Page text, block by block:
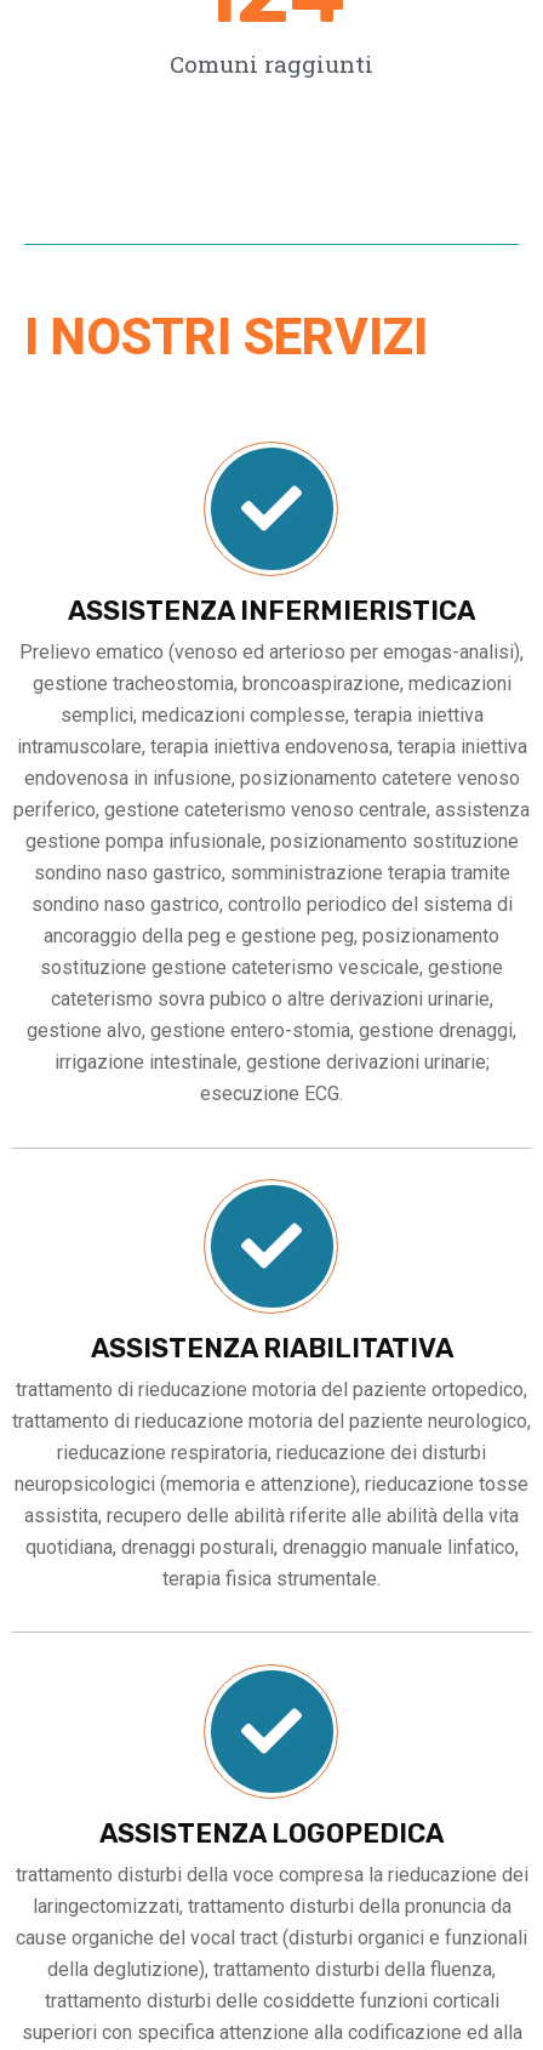
Comuni raggiunti
I NOSTRI SERVIZI
ASSISTENZA INFERMIERISTICA
Prelievo ematico (venoso ed arterioso per emogas-analisi),
gestione tracheostomia, broncoaspirazione, medicazioni
semplici, medicazioni complesse, terapia iniettiva
intramuscolare, terapia iniettiva endovenosa, terapia iniettiva
endovenosa in infusione, posizionamento catetere venoso
periferico, gestione cateterismo venoso centrale, assistenza
gestione pompa infusionale, posizionamento sostituzione
sondino naso gastrico, somministrazione terapia tramite
sondino naso gastrico, controllo periodico del sistema di
ancoraggio della peg e gestione peg, posizionamento
sostituzione gestione cateterismo vescicale, gestione
cateterismo sovra pubico o altre derivazioni urinarie,
gestione alvo, gestione entero-stomia, gestione drenaggi,
irrigazione intestinale, gestione derivazioni urinarie;
esecuzione ECG.
ASSISTENZA RIABILITATIVA
trattamento di rieducazione motoria del paziente ortopedico,
trattamento di rieducazione motoria del paziente neurologico,
rieducazione respiratoria, rieducazione dei disturbi
neuropsicologici (memoria e attenzione), rieducazione tosse
assistita, recupero delle abilità riferite alle abilità della vita
quotidiana, drenaggi posturali, drenaggio manuale linfatico,
terapia fisica strumentale.
ASSISTENZA LOGOPEDICA
trattamento disturbi della voce compresa la rieducazione dei
laringectomizzati, trattamento disturbi della pronuncia da
cause organiche del vocal tract (disturbi organici e funzionali
della deglutizione), trattamento disturbi della fluenza,
trattamento disturbi delle cosiddette funzioni corticali
superiori con specifica attenzione alla codificazione ed alla